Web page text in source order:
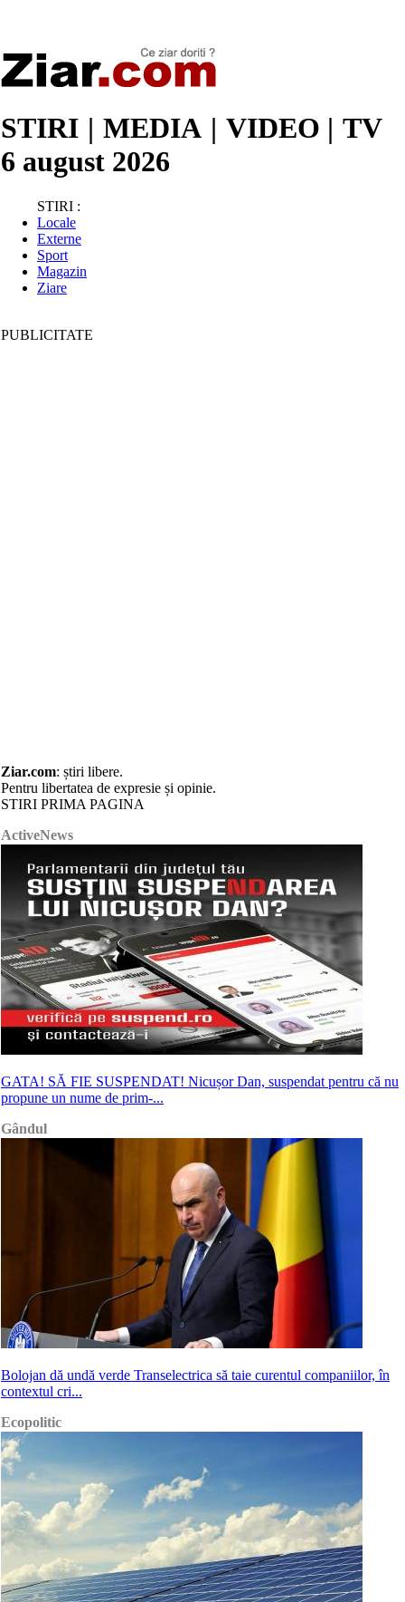
STIRI | MEDIA | VIDEO | TV
6 august 2026
STIRI :
Locale
Externe
Sport
Magazin
Ziare
PUBLICITATE
Ziar.com: știri libere.
Pentru libertatea de expresie și opinie.
STIRI PRIMA PAGINA
ActiveNews
GATA! SĂ FIE SUSPENDAT! Nicușor Dan, suspendat pentru că nu
propune un nume de prim-...
Gândul
Bolojan dă undă verde Transelectrica să taie curentul companiilor, în
contextul cri...
Ecopolitic